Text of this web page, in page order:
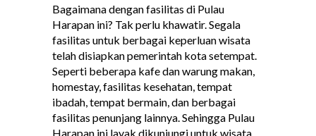
Bagaimana dengan fasilitas di Pulau
Harapan ini? Tak perlu khawatir. Segala
fasilitas untuk berbagai keperluan wisata
telah disiapkan pemerintah kota setempat.
Seperti beberapa kafe dan warung makan,
homestay, fasilitas kesehatan, tempat
ibadah, tempat bermain, dan berbagai
fasilitas penunjang lainnya. Sehingga Pulau
Harapan ini layak dikunjungi untuk wisata